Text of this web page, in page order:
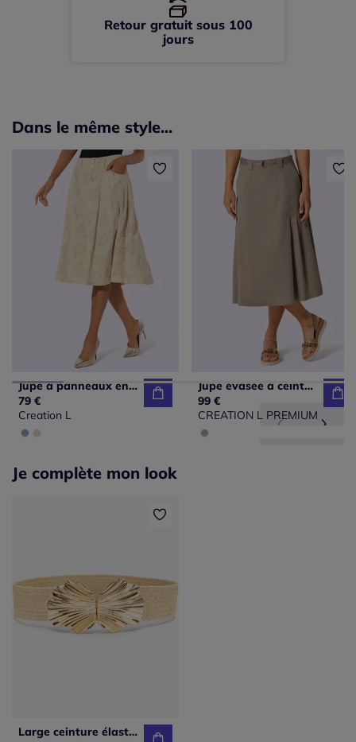
Retour gratuit sous 100
jours
Dans le même style...
Jupe à panneaux en tencel avec broderies et poches
79 €
Creation L
Jupe évasée à ceinture large avec poches plaquées
99 €
CREATION L PREMIUM
Je complète mon look
Large ceinture élastique avec boucle décorative et détails dorés